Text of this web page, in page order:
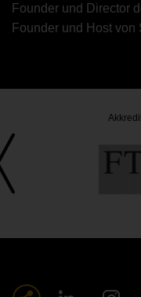
Founder und Director
Founder und Host von